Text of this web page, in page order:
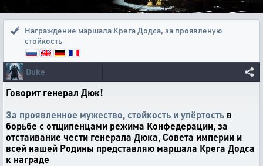
Награждение маршала Крега Додса, за проявленую
стойкость
Duke
Говорит генерал Дюк!
За проявленное мужество, стойкость и упёртость в
борьбе с отщипенцами режима Конфедерации, за
отстаивание чести генерала Дюка, Совета империи и
всей нашей Родины представляю маршала Крега Додса
к награде